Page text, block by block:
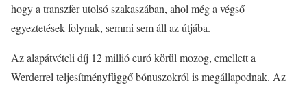
hogy a transzfer utolsó szakaszában, ahol még a végső
egyeztetések folynak, semmi sem áll az útjába.
Az alapátvételi díj 12 millió euró körül mozog, emellett a
Werderrel teljesítményfüggő bónuszokról is megállapodnak. Az